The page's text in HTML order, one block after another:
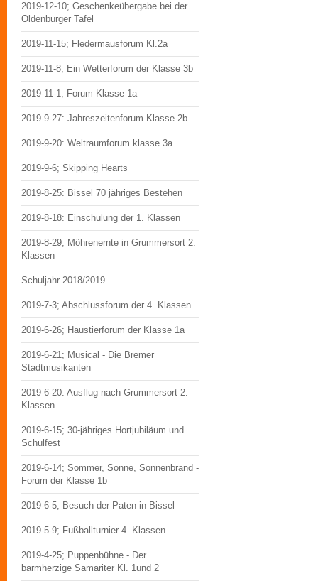
2019-12-10; Geschenkeübergabe bei der
Oldenburger Tafel
2019-11-15; Fledermausforum Kl.2a
2019-11-8; Ein Wetterforum der Klasse 3b
2019-11-1; Forum Klasse 1a
2019-9-27: Jahreszeitenforum Klasse 2b
2019-9-20: Weltraumforum klasse 3a
2019-9-6; Skipping Hearts
2019-8-25: Bissel 70 jähriges Bestehen
2019-8-18: Einschulung der 1. Klassen
2019-8-29; Möhrenernte in Grummersort 2.
Klassen
Schuljahr 2018/2019
2019-7-3; Abschlussforum der 4. Klassen
2019-6-26; Haustierforum der Klasse 1a
2019-6-21; Musical - Die Bremer
Stadtmusikanten
2019-6-20: Ausflug nach Grummersort 2.
Klassen
2019-6-15; 30-jähriges Hortjubiläum und
Schulfest
2019-6-14; Sommer, Sonne, Sonnenbrand -
Forum der Klasse 1b
2019-6-5; Besuch der Paten in Bissel
2019-5-9; Fußballturnier 4. Klassen
2019-4-25; Puppenbühne - Der
barmherzige Samariter Kl. 1und 2